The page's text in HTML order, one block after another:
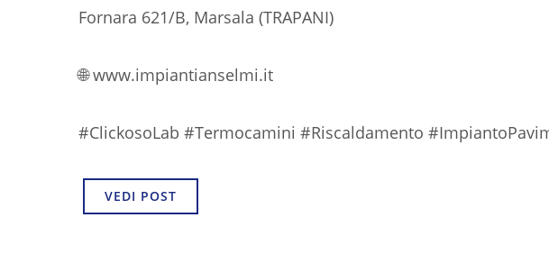
Fornara 621/B, Marsala (TRAPANI)
🌐 www.impiantianselmi.it
#ClickosoLab #Termocamini #Riscaldamento
VEDI POST